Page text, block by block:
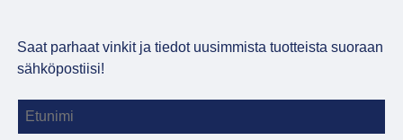
Saat parhaat vinkit ja tiedot uusimmista tuotteista suoraan
sähköpostiisi!